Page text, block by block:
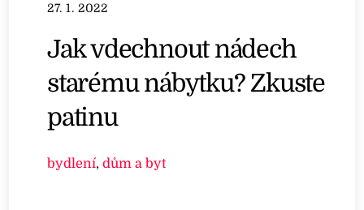
27. 1. 2022
Jak vdechnout nádech
starému nábytku? Zkuste
patinu
bydlení,dům a byt